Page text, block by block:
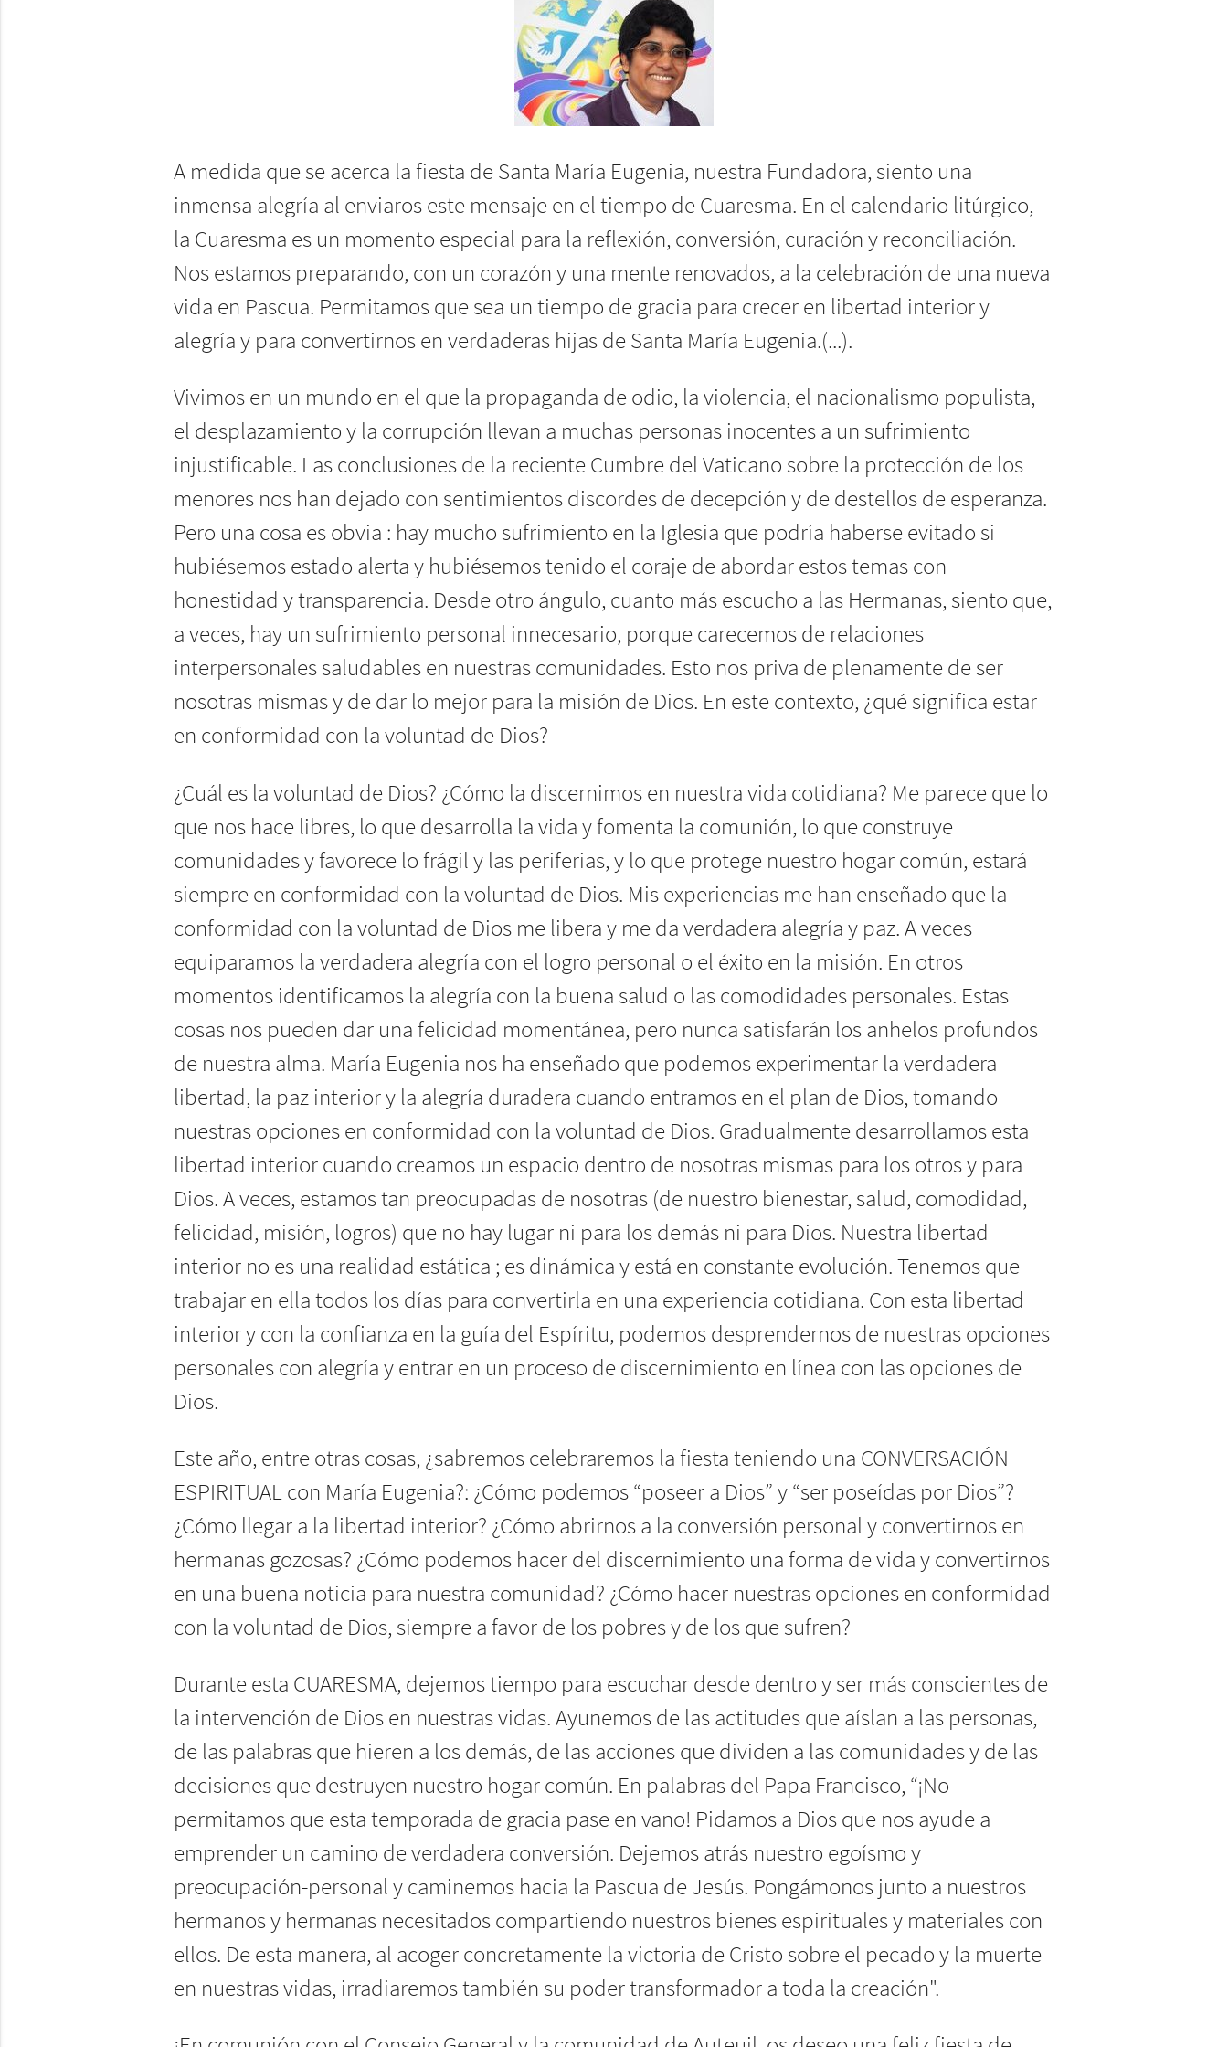
A medida que se acerca la fiesta de Santa María Eugenia, nuestra Fundadora, siento una
inmensa alegría al enviaros este mensaje en el tiempo de Cuaresma. En el calendario litúrgico,
la Cuaresma es un momento especial para la reflexión, conversión, curación y reconciliación.
Nos estamos preparando, con un corazón y una mente renovados, a la celebración de una nueva
vida en Pascua. Permitamos que sea un tiempo de gracia para crecer en libertad interior y
alegría y para convertirnos en verdaderas hijas de Santa María Eugenia.(...).
Vivimos en un mundo en el que la propaganda de odio, la violencia, el nacionalismo populista,
el desplazamiento y la corrupción llevan a muchas personas inocentes a un sufrimiento
injustificable. Las conclusiones de la reciente Cumbre del Vaticano sobre la protección de los
menores nos han dejado con sentimientos discordes de decepción y de destellos de esperanza.
Pero una cosa es obvia : hay mucho sufrimiento en la Iglesia que podría haberse evitado si
hubiésemos estado alerta y hubiésemos tenido el coraje de abordar estos temas con
honestidad y transparencia. Desde otro ángulo, cuanto más escucho a las Hermanas, siento que,
a veces, hay un sufrimiento personal innecesario, porque carecemos de relaciones
interpersonales saludables en nuestras comunidades. Esto nos priva de plenamente de ser
nosotras mismas y de dar lo mejor para la misión de Dios. En este contexto, ¿qué significa estar
en conformidad con la voluntad de Dios?
¿Cuál es la voluntad de Dios? ¿Cómo la discernimos en nuestra vida cotidiana? Me parece que lo
que nos hace libres, lo que desarrolla la vida y fomenta la comunión, lo que construye
comunidades y favorece lo frágil y las periferias, y lo que protege nuestro hogar común, estará
siempre en conformidad con la voluntad de Dios. Mis experiencias me han enseñado que la
conformidad con la voluntad de Dios me libera y me da verdadera alegría y paz. A veces
equiparamos la verdadera alegría con el logro personal o el éxito en la misión. En otros
momentos identificamos la alegría con la buena salud o las comodidades personales. Estas
cosas nos pueden dar una felicidad momentánea, pero nunca satisfarán los anhelos profundos
de nuestra alma. María Eugenia nos ha enseñado que podemos experimentar la verdadera
libertad, la paz interior y la alegría duradera cuando entramos en el plan de Dios, tomando
nuestras opciones en conformidad con la voluntad de Dios. Gradualmente desarrollamos esta
libertad interior cuando creamos un espacio dentro de nosotras mismas para los otros y para
Dios. A veces, estamos tan preocupadas de nosotras (de nuestro bienestar, salud, comodidad,
felicidad, misión, logros) que no hay lugar ni para los demás ni para Dios. Nuestra libertad
interior no es una realidad estática ; es dinámica y está en constante evolución. Tenemos que
trabajar en ella todos los días para convertirla en una experiencia cotidiana. Con esta libertad
interior y con la confianza en la guía del Espíritu, podemos desprendernos de nuestras opciones
personales con alegría y entrar en un proceso de discernimiento en línea con las opciones de
Dios.
Este año, entre otras cosas, ¿sabremos celebraremos la fiesta teniendo una CONVERSACIÓN
ESPIRITUAL con María Eugenia?: ¿Cómo podemos “poseer a Dios” y “ser poseídas por Dios”?
¿Cómo llegar a la libertad interior? ¿Cómo abrirnos a la conversión personal y convertirnos en
hermanas gozosas? ¿Cómo podemos hacer del discernimiento una forma de vida y convertirnos
en una buena noticia para nuestra comunidad? ¿Cómo hacer nuestras opciones en conformidad
con la voluntad de Dios, siempre a favor de los pobres y de los que sufren?
Durante esta CUARESMA, dejemos tiempo para escuchar desde dentro y ser más conscientes de
la intervención de Dios en nuestras vidas. Ayunemos de las actitudes que aíslan a las personas,
de las palabras que hieren a los demás, de las acciones que dividen a las comunidades y de las
decisiones que destruyen nuestro hogar común. En palabras del Papa Francisco, “¡No
permitamos que esta temporada de gracia pase en vano! Pidamos a Dios que nos ayude a
emprender un camino de verdadera conversión. Dejemos atrás nuestro egoísmo y
preocupación-personal y caminemos hacia la Pascua de Jesús. Pongámonos junto a nuestros
hermanos y hermanas necesitados compartiendo nuestros bienes espirituales y materiales con
ellos. De esta manera, al acoger concretamente la victoria de Cristo sobre el pecado y la muerte
en nuestras vidas, irradiaremos también su poder transformador a toda la creación".